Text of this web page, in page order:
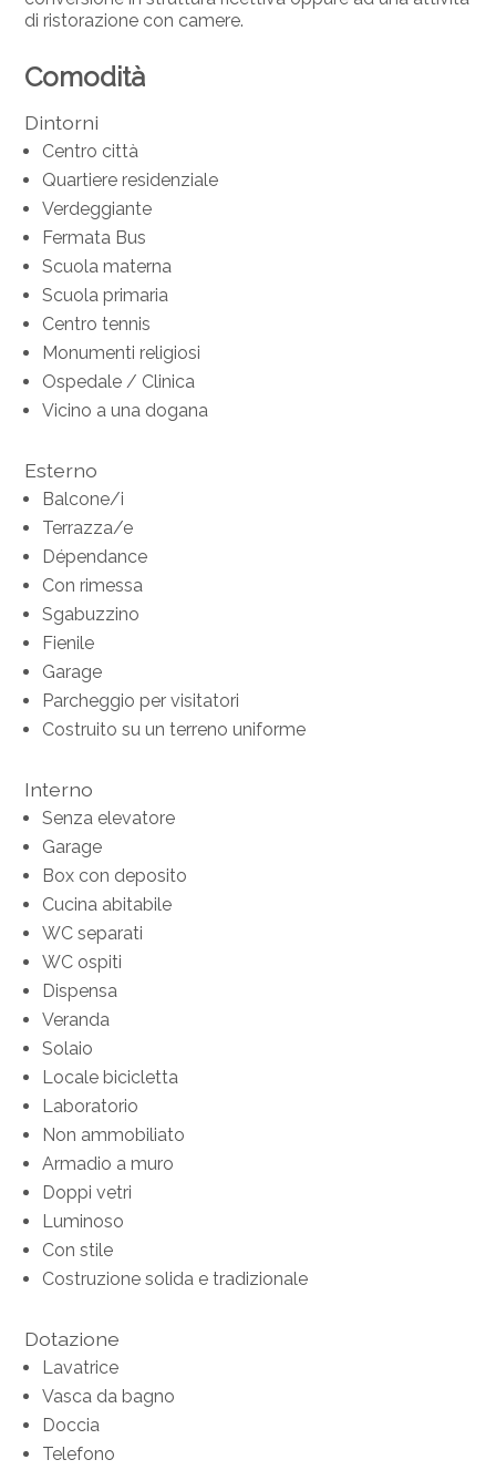
di ristorazione con camere.
Comodità
Dintorni
Centro città
Quartiere residenziale
Verdeggiante
Fermata Bus
Scuola materna
Scuola primaria
Centro tennis
Monumenti religiosi
Ospedale / Clinica
Vicino a una dogana
Esterno
Balcone/i
Terrazza/e
Dépendance
Con rimessa
Sgabuzzino
Fienile
Garage
Parcheggio per visitatori
Costruito su un terreno uniforme
Interno
Senza elevatore
Garage
Box con deposito
Cucina abitabile
WC separati
WC ospiti
Dispensa
Veranda
Solaio
Locale bicicletta
Laboratorio
Non ammobiliato
Armadio a muro
Doppi vetri
Luminoso
Con stile
Costruzione solida e tradizionale
Dotazione
Lavatrice
Vasca da bagno
Doccia
Telefono